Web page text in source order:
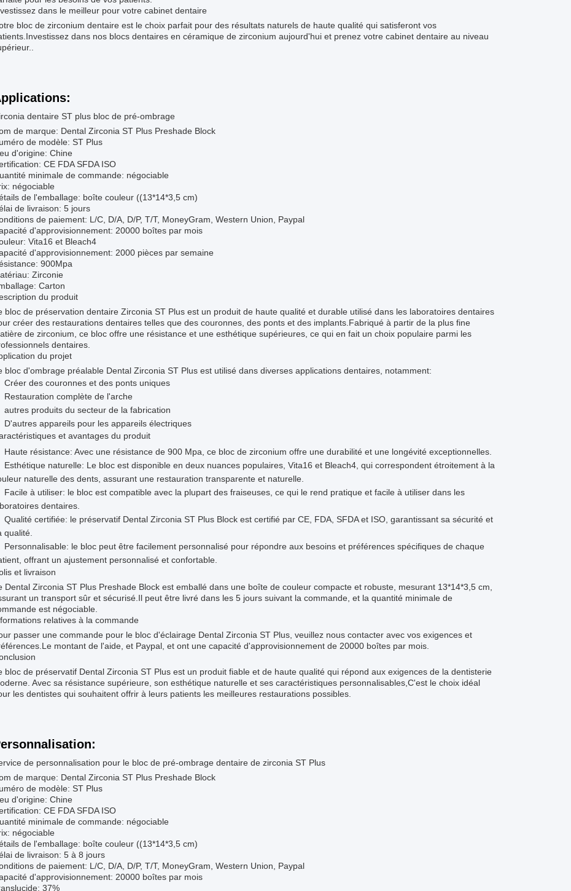
dans le meilleur pour votre cabinet dentaire
bloc de zirconium dentaire est le choix parfait pour des résultats naturels de haute qualité qui satisferont vos
dans nos blocs dentaires en céramique de zirconium aujourd'hui et prenez votre cabinet dentaire au niveau
dentaire ST plus bloc de pré-ombrage
de marque: Dental Zirconia ST Plus Preshade Block
de modèle: ST Plus
d'origine: Chine
CE FDA SFDA ISO
minimale de commande: négociable
négociable
de l'emballage: boîte couleur ((13*14*3,5 cm)
de livraison: 5 jours
de paiement: L/C, D/A, D/P, T/T, MoneyGram, Western Union, Paypal
d'approvisionnement: 20000 boîtes par mois
Vita16 et Bleach4
d'approvisionnement: 2000 pièces par semaine
900Mpa
Zirconie
Carton
du produit
bloc de préservation dentaire Zirconia ST Plus est un produit de haute qualité et durable utilisé dans les laboratoires dentaires
créer des restaurations dentaires telles que des couronnes, des ponts et des implants.Fabriqué à partir de la plus fine
de zirconium, ce bloc offre une résistance et une esthétique supérieures, ce qui en fait un choix populaire parmi les
dentaires.
du projet
bloc d'ombrage préalable Dental Zirconia ST Plus est utilisé dans diverses applications dentaires, notamment:
Créer des couronnes et des ponts uniques
Restauration complète de l'arche
autres produits du secteur de la fabrication
D'autres appareils pour les appareils électriques
et avantages du produit
Haute résistance: Avec une résistance de 900 Mpa, ce bloc de zirconium offre une durabilité et une longévité exceptionnelles.
Esthétique naturelle: Le bloc est disponible en deux nuances populaires, Vita16 et Bleach4, qui correspondent étroitement à la
naturelle des dents, assurant une restauration transparente et naturelle.
Facile à utiliser: le bloc est compatible avec la plupart des fraiseuses, ce qui le rend pratique et facile à utiliser dans les
dentaires.
Qualité certifiée: le préservatif Dental Zirconia ST Plus Block est certifié par CE, FDA, SFDA et ISO, garantissant sa sécurité et
qualité.
Personnalisable: le bloc peut être facilement personnalisé pour répondre aux besoins et préférences spécifiques de chaque
offrant un ajustement personnalisé et confortable.
et livraison
Dental Zirconia ST Plus Preshade Block est emballé dans une boîte de couleur compacte et robuste, mesurant 13*14*3,5 cm,
un transport sûr et sécurisé.Il peut être livré dans les 5 jours suivant la commande, et la quantité minimale de
est négociable.
relatives à la commande
passer une commande pour le bloc d'éclairage Dental Zirconia ST Plus, veuillez nous contacter avec vos exigences et
montant de l'aide, et Paypal, et ont une capacité d'approvisionnement de 20000 boîtes par mois.
bloc de préservatif Dental Zirconia ST Plus est un produit fiable et de haute qualité qui répond aux exigences de la dentisterie
Avec sa résistance supérieure, son esthétique naturelle et ses caractéristiques personnalisables,C'est le choix idéal
les dentistes qui souhaitent offrir à leurs patients les meilleures restaurations possibles.
de personnalisation pour le bloc de pré-ombrage dentaire de zirconia ST Plus
de marque: Dental Zirconia ST Plus Preshade Block
de modèle: ST Plus
d'origine: Chine
CE FDA SFDA ISO
minimale de commande: négociable
négociable
de l'emballage: boîte couleur ((13*14*3,5 cm)
de livraison: 5 à 8 jours
de paiement: L/C, D/A, D/P, T/T, MoneyGram, Western Union, Paypal
d'approvisionnement: 20000 boîtes par mois
37%